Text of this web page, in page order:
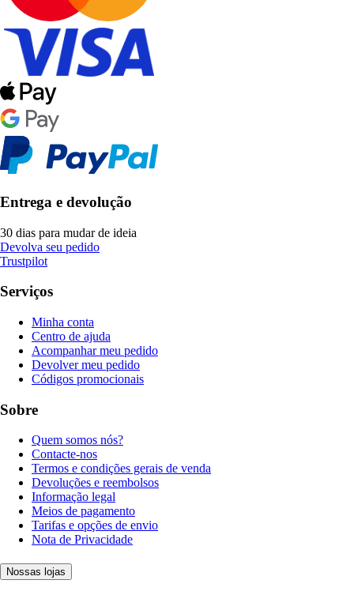
Entrega e devolução
30 dias para mudar de ideia
Devolva seu pedido
Trustpilot
Serviços
Minha conta
Centro de ajuda
Acompanhar meu pedido
Devolver meu pedido
Códigos promocionais
Sobre
Quem somos nós?
Contacte-nos
Termos e condições gerais de venda
Devoluções e reembolsos
Informação legal
Meios de pagamento
Tarifas e opções de envio
Nota de Privacidade
Nossas lojas